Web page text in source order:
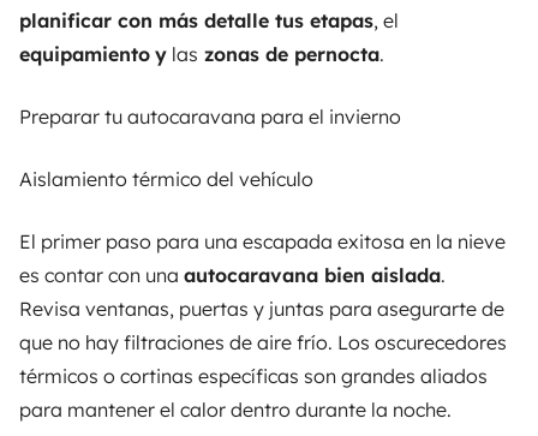
planificar con más detalle tus etapas, el
equipamiento y las zonas de pernocta.
Preparar tu autocaravana para el invierno
Aislamiento térmico del vehículo
El primer paso para una escapada exitosa en la nieve
es contar con una autocaravana bien aislada.
Revisa ventanas, puertas y juntas para asegurarte de
que no hay filtraciones de aire frío. Los oscurecedores
térmicos o cortinas específicas son grandes aliados
para mantener el calor dentro durante la noche.